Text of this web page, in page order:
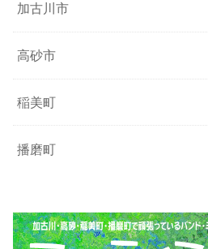
加古川市
高砂市
稲美町
播磨町